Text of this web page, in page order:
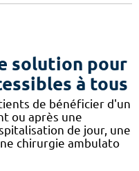
solution pour
à tous
de bénéficier d'un
ou après une
de jour, une
chirurgie ambulato